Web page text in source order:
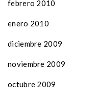
febrero 2010
enero 2010
diciembre 2009
noviembre 2009
octubre 2009